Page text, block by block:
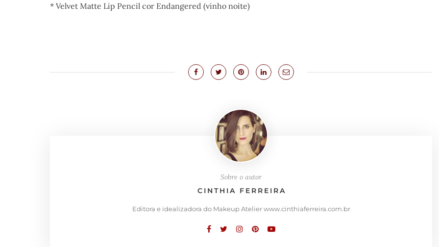
* Velvet Matte Lip Pencil cor Endangered (vinho noite)
Sobre o autor
CINTHIA FERREIRA
Editora e idealizadora do Makeup Atelier www.cinthiaferreira.com.br